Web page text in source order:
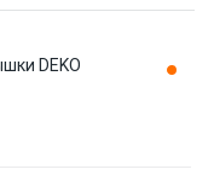
DEKO